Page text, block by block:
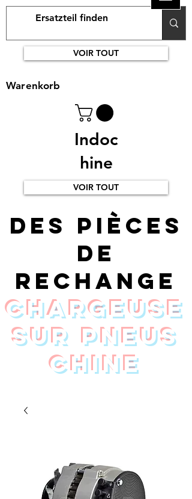
VOIR TOUT
Indoc
hine
Warenkorb
Des pièces
de
rechange
chargeuse
sur pneus
Chine
VOIR TOUT